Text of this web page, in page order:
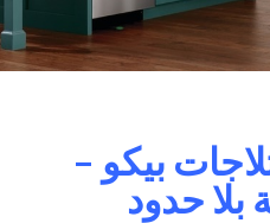
بيكو –
بلا حدود